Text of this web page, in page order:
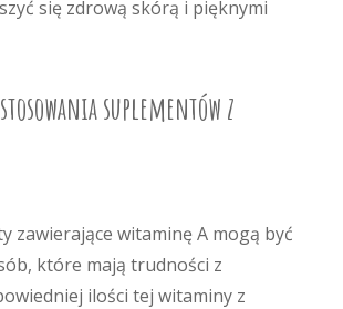
się zdrową skórą i pięknymi
suplementów z
zawierające witaminę A mogą być
które mają trudności z
ilości tej witaminy z